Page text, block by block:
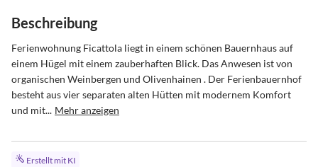
Beschreibung
Ferienwohnung Ficattola liegt in einem schönen Bauernhaus auf
einem Hügel mit einem zauberhaften Blick. Das Anwesen ist von
organischen Weinbergen und Olivenhainen . Der Ferienbauernhof
besteht aus vier separaten alten Hütten mit modernem Komfort
und mit... Mehr anzeigen
Erstellt mit KI